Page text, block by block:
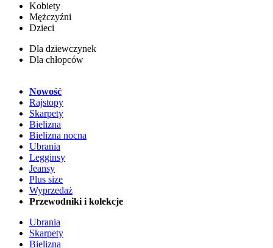
Kobiety
Mężczyźni
Dzieci
Dla dziewczynek
Dla chłopców
Nowość
Rajstopy
Skarpety
Bielizna
Bielizna nocna
Ubrania
Legginsy
Jeansy
Plus size
Wyprzedaż
Przewodniki i kolekcje
Ubrania
Skarpety
Bielizna